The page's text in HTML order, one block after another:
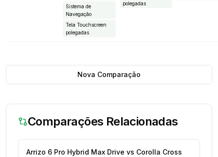
Sistema de
Navegação
Tela Touchscreen
polegadas
polegadas
Nova Comparação
Comparações Relacionadas
Arrizo 6 Pro Hybrid Max Drive vs Corolla Cross